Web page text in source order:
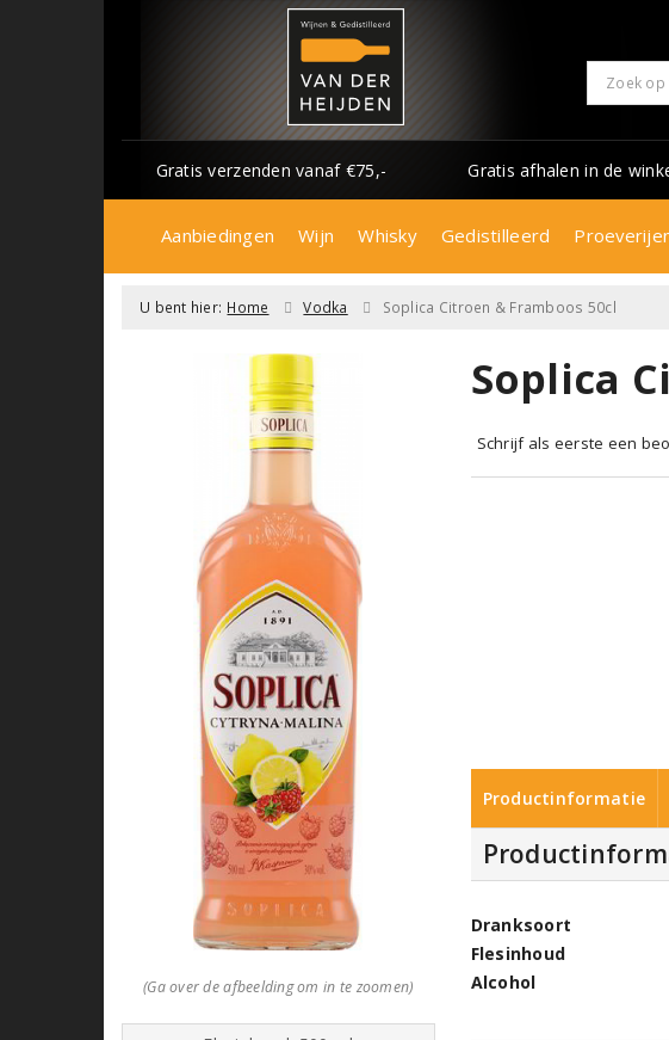
Gratis verzenden vanaf €75,- Gratis afhalen in de
Aanbiedingen Wijn Whisky Gedistilleerd
U bent hier: Home Vodka Soplica Citroen & Framboos 50cl
(Ga over de afbeelding om in te zoomen)
Soplica
Schrijf als eerste een
Productinformatie
Dranksoort
Flesinhoud
Alcohol